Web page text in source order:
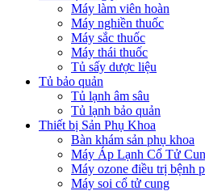
Máy làm viên hoàn
Máy nghiền thuốc
Máy sắc thuốc
Máy thái thuốc
Tủ sấy dược liệu
Tủ bảo quản
Tủ lạnh âm sâu
Tủ lạnh bảo quản
Thiết bị Sản Phụ Khoa
Bàn khám sản phụ khoa
Máy Áp Lạnh Cổ Tử
Máy ozone điều trị bệnh
Máy soi cổ tử cung